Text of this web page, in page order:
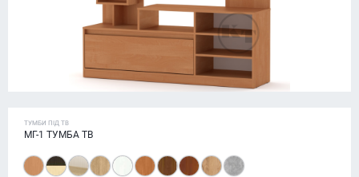
ТУМБИ ПІД ТВ
МГ-1 ТУМБА ТВ